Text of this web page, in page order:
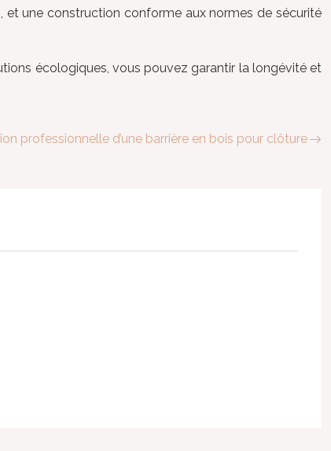
et une construction conforme aux normes de sécurité
écologiques, vous pouvez garantir la longévité et
professionnelle d’une barrière en bois pour clôture